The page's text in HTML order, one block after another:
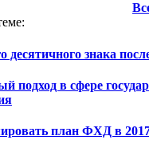
десятичного знака
подход в сфере
план ФХД в 2017